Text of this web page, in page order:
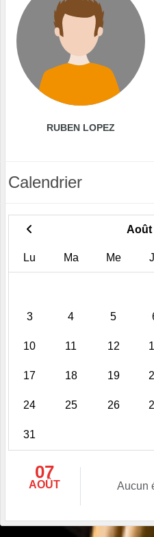
RUBEN LOPEZ
Calendrier
Août
Lu Ma Me
3 4 5
10 11 12
17 18 19
24 25 26
31
07
AOÛT Aucun